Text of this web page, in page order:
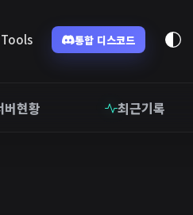
Tools 통합 디스코드
버현황 최근기록